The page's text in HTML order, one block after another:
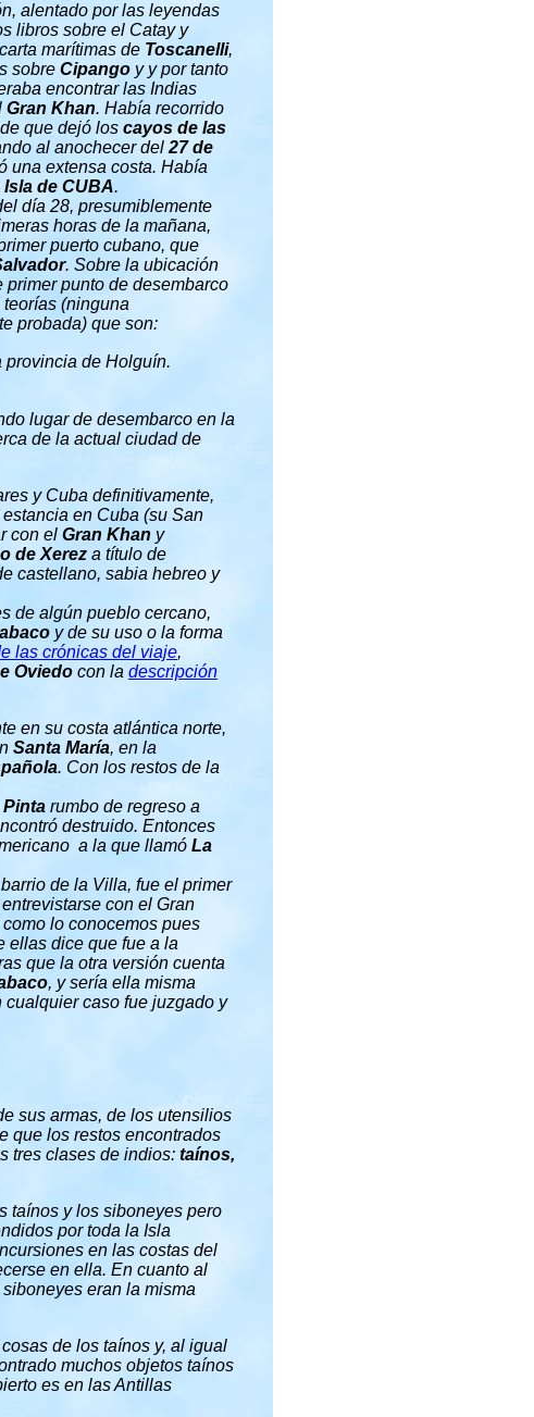
alentado por las leyendas
libros sobre el Catay y
marítimas de Toscanelli,
sobre Cipango y y por tanto
encontrar las Indias
Gran Khan. Había recorrido
que dejó los cayos de las
al anochecer del 27 de
una extensa costa. Había
Isla de CUBA.
día 28, presumiblemente
horas de la mañana,
puerto cubano, que
. Sobre la ubicación
primer punto de desembarco
(ninguna
probada) que son:
provincia de Holguín.
lugar de desembarco en la
de la actual ciudad de
y Cuba definitivamente,
en Cuba (su San
con el Gran Khan y
de Xerez a título de
castellano, sabia hebreo y
de algún pueblo cercano,
y de su uso o la forma
las crónicas del viaje,
Oviedo con la descripción
en su costa atlántica norte,
Santa María, en la
. Con los restos de la
Pinta rumbo de regreso a
destruido. Entonces
a la que llamó La
de la Villa, fue el primer
con el Gran
lo conocemos pues
ellas dice que fue a la
que la otra versión cuenta
, y sería ella misma
caso fue juzgado y
sus armas, de los utensilios
que los restos encontrados
tres clases de indios: taínos,
taínos y los siboneyes pero
por toda la Isla
en las costas del
en ella. En cuanto al
eran la misma
de los taínos y, al igual
muchos objetos taínos
es en las Antillas